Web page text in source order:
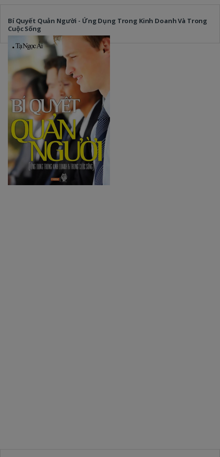
Bí Quyết Quản Người - Ứng Dụng Trong Kinh Doanh Và Trong
Cuộc Sống